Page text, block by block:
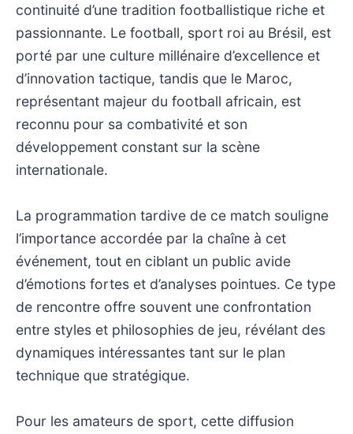
continuité d’une tradition footballistique riche et
passionnante. Le football, sport roi au Brésil, est
porté par une culture millénaire d’excellence et
d’innovation tactique, tandis que le Maroc,
représentant majeur du football africain, est
reconnu pour sa combativité et son
développement constant sur la scène
internationale.
La programmation tardive de ce match souligne
l’importance accordée par la chaîne à cet
événement, tout en ciblant un public avide
d’émotions fortes et d’analyses pointues. Ce type
de rencontre offre souvent une confrontation
entre styles et philosophies de jeu, révélant des
dynamiques intéressantes tant sur le plan
technique que stratégique.
Pour les amateurs de sport, cette diffusion